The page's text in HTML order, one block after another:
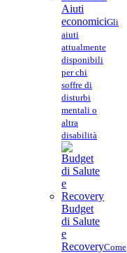
Aiuti
economiciGli
aiuti
attualmente
disponibili
per chi
soffre di
disturbi
mentali o
altra
disabilità
Budget
di Salute
e
RecoveryCome